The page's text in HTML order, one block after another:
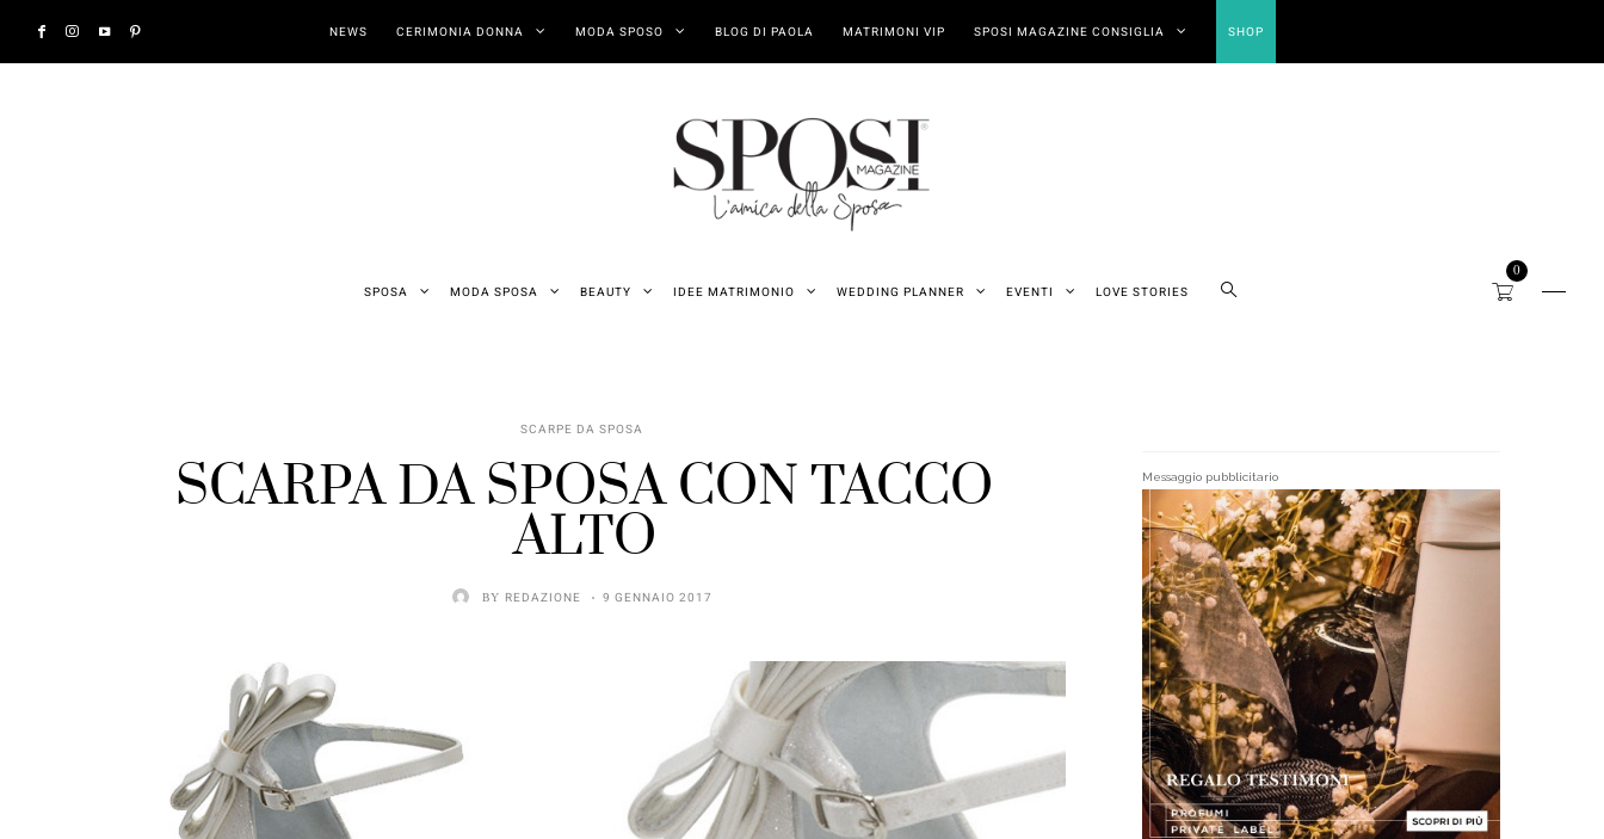
NEWS CERIMONIA DONNA MODA SPOSO BLOG DI PAOLA MATRIMONI VIP SPOSI MAGAZINE CONSIGLIA SHOP
SPOSA MODA SPOSA BEAUTY IDEE MATRIMONIO WEDDING PLANNER EVENTI LOVE STORIES
0
SCARPE DA SPOSA
SCARPA DA SPOSA CON TACCO
ALTO
BY REDAZIONE 9 GENNAIO 2017
Messaggio pubblicitario